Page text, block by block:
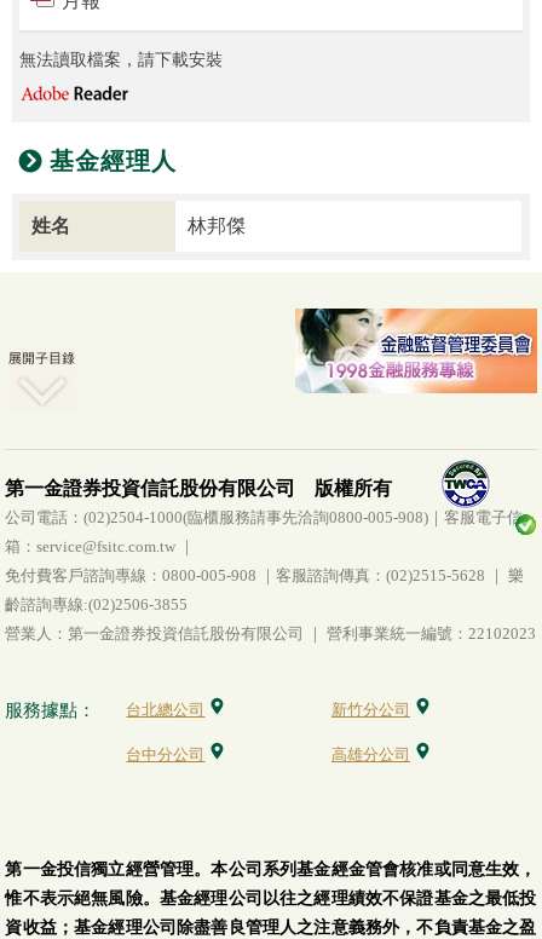
無法讀取檔案，請下載安裝
基金經理人
姓名 林邦傑
第一金證券投資信託股份有限公司 版權所有
公司電話：(02)2504-1000(臨櫃服務請事先洽詢0800-005-908)｜客服電子信
箱：service@fsitc.com.tw ｜
免付費客戶諮詢專線：0800-005-908 ｜客服諮詢傳真：(02)2515-5628 ｜ 樂
齡諮詢專線:(02)2506-3855
營業人：第一金證券投資信託股份有限公司 ｜ 營利事業統一編號：22102023
服務據點： 台北總公司 新竹分公司
台中分公司 高雄分公司
第一金投信獨立經營管理。本公司系列基金經金管會核准或同意生效，
惟不表示絕無風險。基金經理公司以往之經理績效不保證基金之最低投
資收益；基金經理公司除盡善良管理人之注意義務外，不負責基金之盈